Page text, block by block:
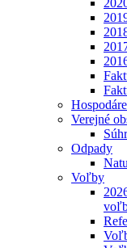
Verejné
Odpady
Voľby